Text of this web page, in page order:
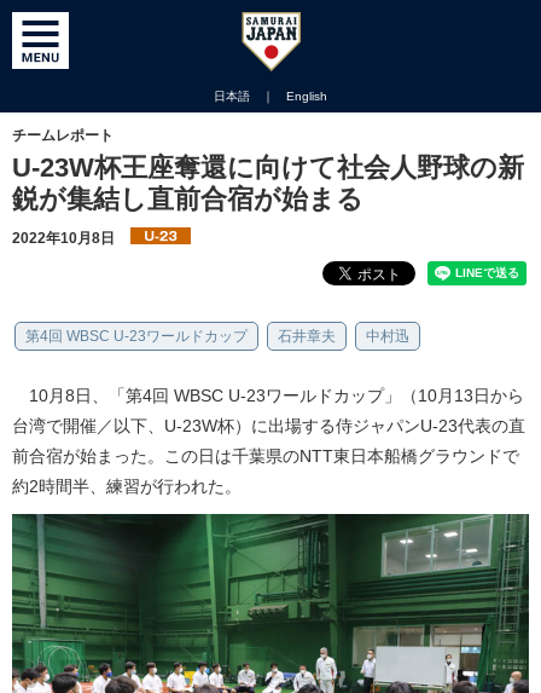
日本語 ｜ English
チームレポート
U-23W杯王座奪還に向けて社会人野球の新
鋭が集結し直前合宿が始まる
2022年10月8日
第4回 WBSC U-23ワールドカップ 石井章夫 中村迅
10月8日、「第4回 WBSC U-23ワールドカップ」（10月13日から
台湾で開催／以下、U-23W杯）に出場する侍ジャパンU-23代表の直
前合宿が始まった。この日は千葉県のNTT東日本船橋グラウンドで
約2時間半、練習が行われた。